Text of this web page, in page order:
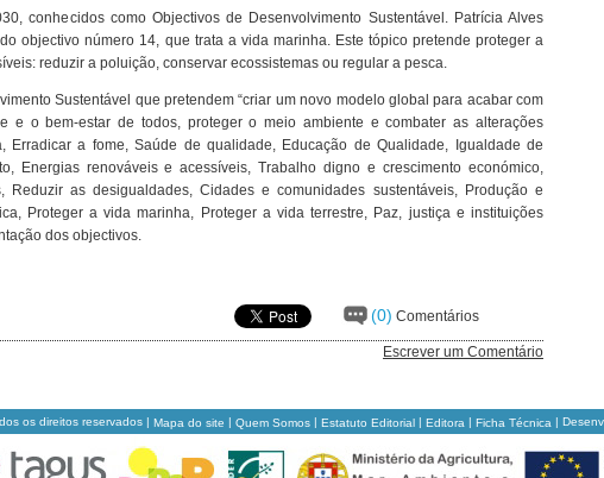
conhecidos como Objectivos de Desenvolvimento Sustentável. Patrícia Alves
objectivo número 14, que trata a vida marinha. Este tópico pretende proteger a
reduzir a poluição, conservar ecossistemas ou regular a pesca.
Sustentável que pretendem “criar um novo modelo global para acabar com
e o bem-estar de todos, proteger o meio ambiente e combater as alterações
Erradicar a fome, Saúde de qualidade, Educação de Qualidade, Igualdade de
Energias renováveis e acessíveis, Trabalho digno e crescimento económico,
Reduzir as desigualdades, Cidades e comunidades sustentáveis, Produção e
Proteger a vida marinha, Proteger a vida terrestre, Paz, justiça e instituições
dos objectivos.
(0) Comentários
Escrever um Comentário
os direitos reservados | Mapa do site | Quem Somos | Estatuto Editorial | Editora | Ficha Técnica |